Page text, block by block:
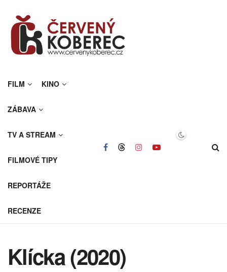
FILM KINO
ZÁBAVA
TV A STREAM
FILMOVÉ TIPY
REPORTÁŽE
RECENZE
Klícka (2020)